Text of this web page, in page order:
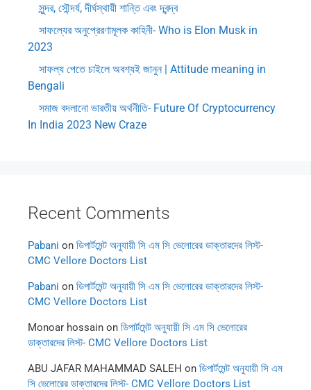
সুন্দর, সৌন্দর্য, দীর্ঘস্থায়ী শান্তি এবং দ্বন্দ্ব
সাফল্যের অনুপ্রেরণামূলক কাহিনী- Who is Elon Musk in
2023
সাফল্য পেতে চাইলে অবশ্যই জানুন | Attitude meaning in
Bengali
সমাজ বদলানো ভারতীয় অর্থনীতি- Future Of Cryptocurrency
In India 2023 New Craze
Recent Comments
Pabani on ডিপার্টমেন্ট অনুযায়ী সি এম সি ভেলোরের ডাক্তারদের লিস্ট-
CMC Vellore Doctors List
Pabani on ডিপার্টমেন্ট অনুযায়ী সি এম সি ভেলোরের ডাক্তারদের লিস্ট-
CMC Vellore Doctors List
Monoar hossain on ডিপার্টমেন্ট অনুযায়ী সি এম সি ভেলোরের
ডাক্তারদের লিস্ট- CMC Vellore Doctors List
ABU JAFAR MAHAMMAD SALEH on ডিপার্টমেন্ট অনুযায়ী সি এম
সি ভেলোরের ডাক্তারদের লিস্ট- CMC Vellore Doctors List